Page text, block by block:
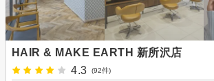
HAIR & MAKE EARTH 新所沢店
4.3
(92件)